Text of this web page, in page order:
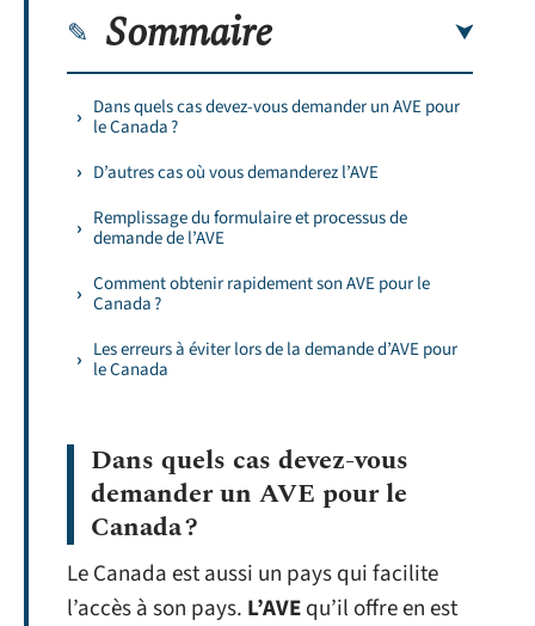
Sommaire
Dans quels cas devez-vous demander un AVE pour
le Canada ?
D’autres cas où vous demanderez l’AVE
Remplissage du formulaire et processus de
demande de l’AVE
Comment obtenir rapidement son AVE pour le
Canada ?
Les erreurs à éviter lors de la demande d’AVE pour
le Canada
Dans quels cas devez-vous
demander un AVE pour le
Canada ?
Le Canada est aussi un pays qui facilite
l’accès à son pays. L’AVEqu’il offre en est